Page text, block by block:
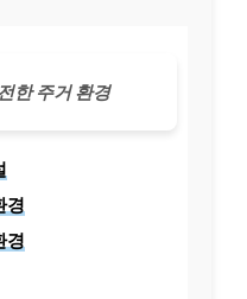
한 주거 환경
경
경